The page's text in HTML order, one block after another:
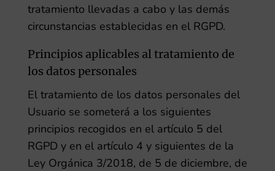
tratamiento llevadas a cabo y las demás
circunstancias establecidas en el RGPD.
Principios aplicables al tratamiento de
los datos personales
El tratamiento de los datos personales del
Usuario se someterá a los siguientes
principios recogidos en el artículo 5 del
RGPD y en el artículo 4 y siguientes de la
Ley Orgánica 3/2018, de 5 de diciembre, de